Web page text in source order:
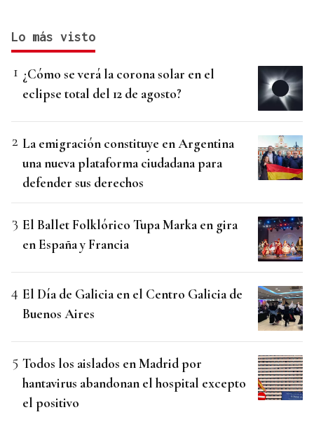
Lo más visto
¿Cómo se verá la corona solar en el
eclipse total del 12 de agosto?
La emigración constituye en Argentina
una nueva plataforma ciudadana para
defender sus derechos
El Ballet Folklórico Tupa Marka en gira
en España y Francia
El Día de Galicia en el Centro Galicia de
Buenos Aires
Todos los aislados en Madrid por
hantavirus abandonan el hospital excepto
el positivo